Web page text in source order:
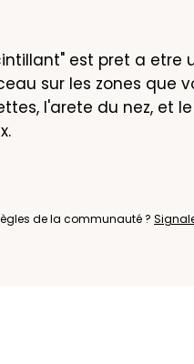
est pret a etre
sur les zones que
l'arete du nez, et
de la communauté ?